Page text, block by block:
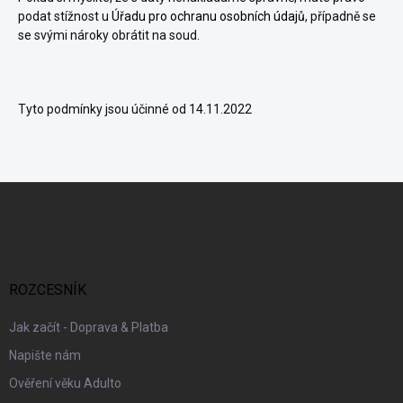
podat stížnost u Úřadu pro ochranu osobních údajů, případně se
se svými nároky obrátit na soud.
Tyto podmínky jsou účinné od 14.11.2022
ROZCESNÍK
Jak začít - Doprava & Platba
Napište nám
Ověření věku Adulto